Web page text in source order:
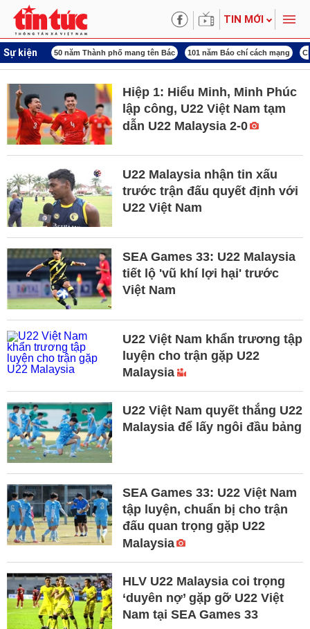
TIN MỚI
Sự kiện
ương 3 50 năm Thành phố mang tên Bác 101 năm Báo chí cách mạng
Hiệp 1: Hiểu Minh, Minh Phúc
lập công, U22 Việt Nam tạm
dẫn U22 Malaysia 2-0
U22 Malaysia nhận tin xấu
trước trận đấu quyết định với
U22 Việt Nam
SEA Games 33: U22 Malaysia
tiết lộ 'vũ khí lợi hại' trước
Việt Nam
U22 Việt Nam khẩn trương tập
luyện cho trận gặp U22
Malaysia
U22 Việt Nam quyết thắng U22
Malaysia để lấy ngôi đầu bảng
SEA Games 33: U22 Việt Nam
tập luyện, chuẩn bị cho trận
đấu quan trọng gặp U22
Malaysia
HLV U22 Malaysia coi trọng
‘duyên nợ’ gặp gỡ U22 Việt
Nam tại SEA Games 33